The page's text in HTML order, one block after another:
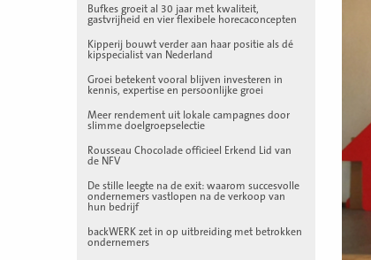
Bufkes groeit al 30 jaar met kwaliteit,
gastvrijheid en vier flexibele horecaconcepten
Kipperij bouwt verder aan haar positie als dé
kipspecialist van Nederland
Groei betekent vooral blijven investeren in
kennis, expertise en persoonlijke groei
Meer rendement uit lokale campagnes door
slimme doelgroepselectie
Rousseau Chocolade officieel Erkend Lid van
de NFV
De stille leegte na de exit: waarom succesvolle
ondernemers vastlopen na de verkoop van
hun bedrijf
backWERK zet in op uitbreiding met betrokken
ondernemers